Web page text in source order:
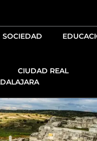
SOCIEDAD
CIUDAD REAL